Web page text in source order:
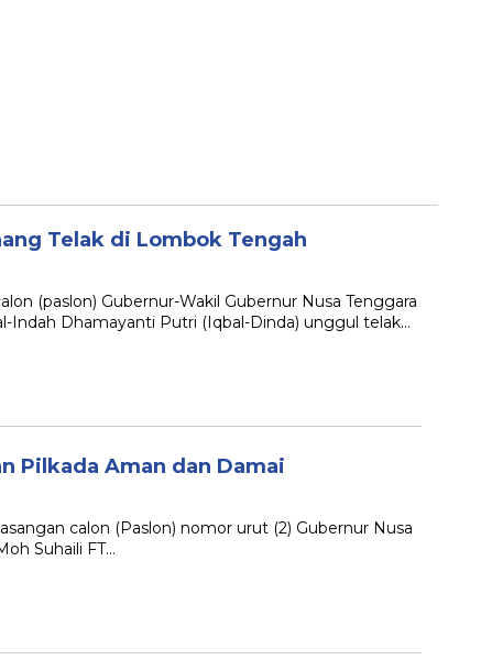
Telak di Lombok Tengah
(paslon) Gubernur-Wakil Gubernur Nusa Tenggara
Indah Dhamayanti Putri (Iqbal-Dinda) unggul telak…
Pilkada Aman dan Damai
calon (Paslon) nomor urut (2) Gubernur Nusa
Suhaili FT…